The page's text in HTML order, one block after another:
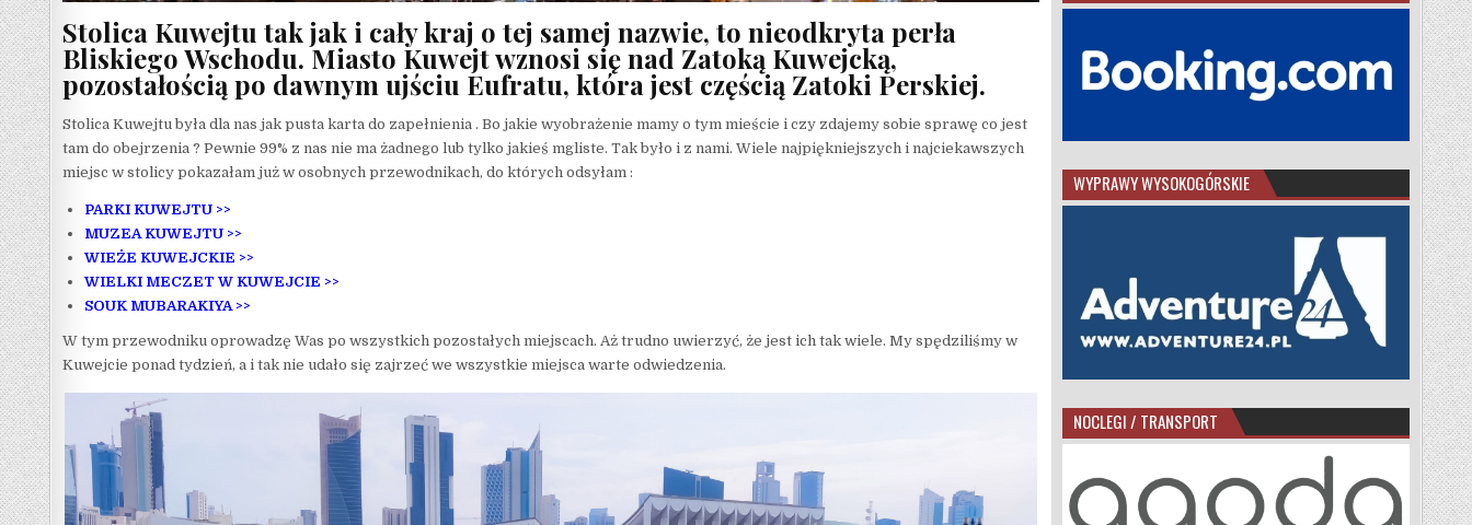
Stolica Kuwejtu tak jak i cały kraj o tej samej nazwie, to nieodkryta perła
Bliskiego Wschodu. Miasto Kuwejt wznosi się nad Zatoką Kuwejcką,
pozostałością po dawnym ujściu Eufratu, która jest częścią Zatoki Perskiej.
Stolica Kuwejtu była dla nas jak pusta karta do zapełnienia . Bo jakie wyobrażenie mamy o tym mieście i czy zdajemy sobie sprawę co jest
tam do obejrzenia ? Pewnie 99% z nas nie ma żadnego lub tylko jakieś mgliste. Tak było i z nami. Wiele najpiękniejszych i najciekawszych
miejsc w stolicy pokazałam już w osobnych przewodnikach, do których odsyłam :
PARKI KUWEJTU >>
MUZEA KUWEJTU >>
WIEŻE KUWEJCKIE >>
WIELKI MECZET W KUWEJCIE >>
SOUK MUBARAKIYA >>
W tym przewodniku oprowadzę Was po wszystkich pozostałych miejscach. Aż trudno uwierzyć, że jest ich tak wiele. My spędziliśmy w
Kuwejcie ponad tydzień, a i tak nie udało się zajrzeć we wszystkie miejsca warte odwiedzenia.
WYPRAWY WYSOKOGÓRSKIE
NOCLEGI / TRANSPORT